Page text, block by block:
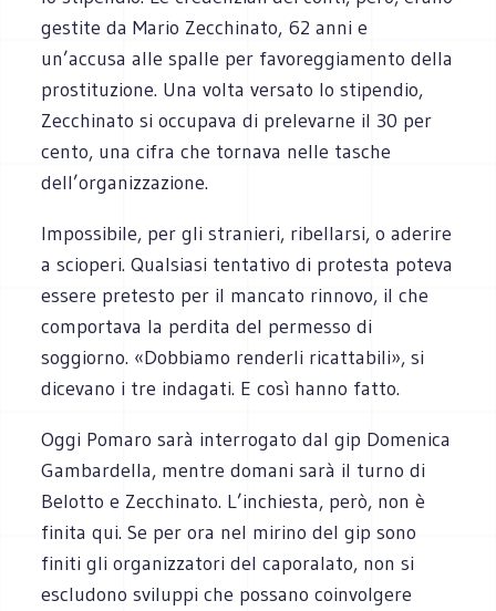
gestite da Mario Zecchinato, 62 anni e
un’accusa alle spalle per favoreggiamento della
prostituzione. Una volta versato lo stipendio,
Zecchinato si occupava di prelevarne il 30 per
cento, una cifra che tornava nelle tasche
dell’organizzazione.
Impossibile, per gli stranieri, ribellarsi, o aderire
a scioperi. Qualsiasi tentativo di protesta poteva
essere pretesto per il mancato rinnovo, il che
comportava la perdita del permesso di
soggiorno. «Dobbiamo renderli ricattabili», si
dicevano i tre indagati. E così hanno fatto.
Oggi Pomaro sarà interrogato dal gip Domenica
Gambardella, mentre domani sarà il turno di
Belotto e Zecchinato. L’inchiesta, però, non è
finita qui. Se per ora nel mirino del gip sono
finiti gli organizzatori del caporalato, non si
escludono sviluppi che possano coinvolgere